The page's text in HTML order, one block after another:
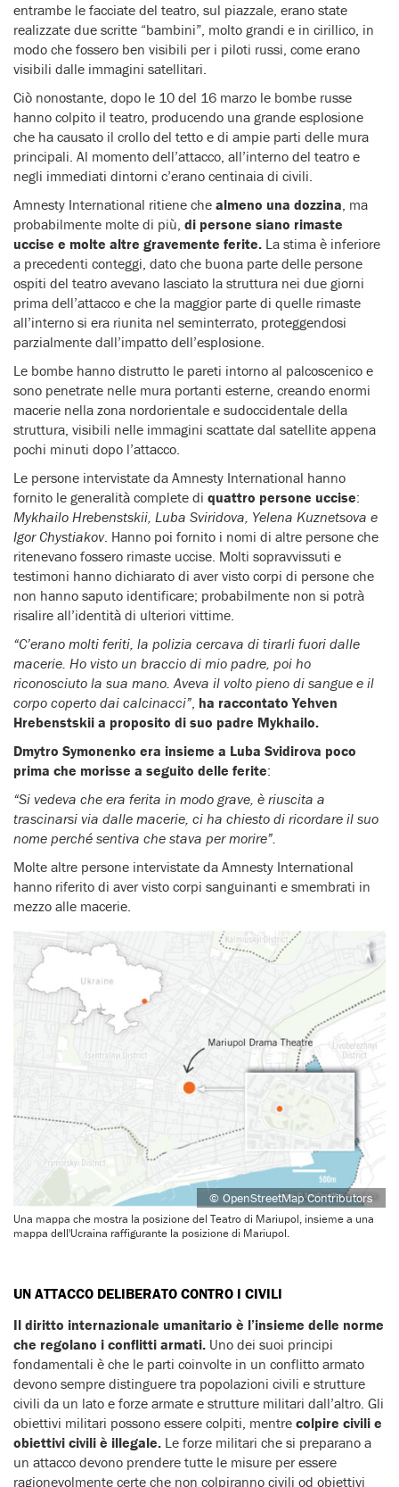
entrambe le facciate del teatro, sul piazzale, erano state
realizzate due scritte “bambini”, molto grandi e in cirillico, in
modo che fossero ben visibili per i piloti russi, come erano
visibili dalle immagini satellitari.
Ciò nonostante, dopo le 10 del 16 marzo le bombe russe
hanno colpito il teatro, producendo una grande esplosione
che ha causato il crollo del tetto e di ampie parti delle mura
principali. Al momento dell’attacco, all’interno del teatro e
negli immediati dintorni c’erano centinaia di civili.
Amnesty International ritiene che almeno una dozzina, ma
probabilmente molte di più, di persone siano rimaste
uccise e molte altre gravemente ferite. La stima è inferiore
a precedenti conteggi, dato che buona parte delle persone
ospiti del teatro avevano lasciato la struttura nei due giorni
prima dell’attacco e che la maggior parte di quelle rimaste
all’interno si era riunita nel seminterrato, proteggendosi
parzialmente dall’impatto dell’esplosione.
Le bombe hanno distrutto le pareti intorno al palcoscenico e
sono penetrate nelle mura portanti esterne, creando enormi
macerie nella zona nordorientale e sudoccidentale della
struttura, visibili nelle immagini scattate dal satellite appena
pochi minuti dopo l’attacco.
Le persone intervistate da Amnesty International hanno
fornito le generalità complete di quattro persone uccise:
Mykhailo Hrebenstskii, Luba Sviridova, Yelena Kuznetsova e
Igor Chystiakov. Hanno poi fornito i nomi di altre persone che
ritenevano fossero rimaste uccise. Molti sopravvissuti e
testimoni hanno dichiarato di aver visto corpi di persone che
non hanno saputo identificare; probabilmente non si potrà
risalire all’identità di ulteriori vittime.
“C’erano molti feriti, la polizia cercava di tirarli fuori dalle
macerie. Ho visto un braccio di mio padre, poi ho
riconosciuto la sua mano. Aveva il volto pieno di sangue e il
corpo coperto dai calcinacci”, ha raccontato Yehven
Hrebenstskii a proposito di suo padre Mykhailo.
Dmytro Symonenko era insieme a Luba Svidirova poco
prima che morisse a seguito delle ferite:
“Si vedeva che era ferita in modo grave, è riuscita a
trascinarsi via dalle macerie, ci ha chiesto di ricordare il suo
nome perché sentiva che stava per morire”.
Molte altre persone intervistate da Amnesty International
hanno riferito di aver visto corpi sanguinanti e smembrati in
mezzo alle macerie.
© OpenStreetMap Contributors
Una mappa che mostra la posizione del Teatro di Mariupol, insieme a una
mappa dell'Ucraina raffigurante la posizione di Mariupol.
UN ATTACCO DELIBERATO CONTRO I CIVILI
Il diritto internazionale umanitario è l’insieme delle norme
che regolano i conflitti armati. Uno dei suoi principi
fondamentali è che le parti coinvolte in un conflitto armato
devono sempre distinguere tra popolazioni civili e strutture
civili da un lato e forze armate e strutture militari dall’altro. Gli
obiettivi militari possono essere colpiti, mentre colpire civili e
obiettivi civili è illegale. Le forze militari che si preparano a
un attacco devono prendere tutte le misure per essere
ragionevolmente certe che non colpiranno civili od obiettivi